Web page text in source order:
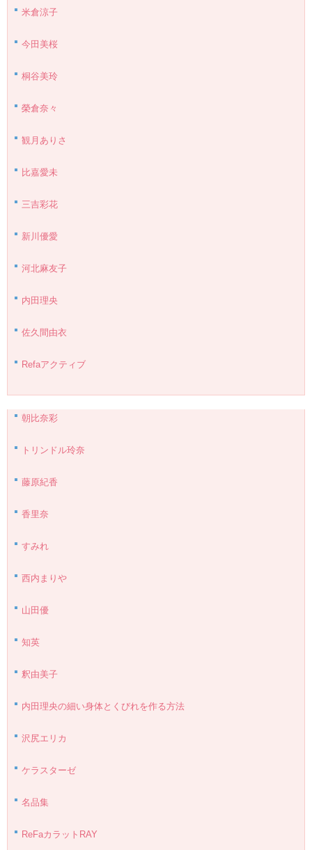
米倉涼子
今田美桜
桐谷美玲
榮倉奈々
観月ありさ
比嘉愛未
三吉彩花
新川優愛
河北麻友子
内田理央
佐久間由衣
Refaアクティブ
朝比奈彩
トリンドル玲奈
藤原紀香
香里奈
すみれ
西内まりや
山田優
知英
釈由美子
内田理央の細い身体とくびれを作る方法
沢尻エリカ
ケラスターゼ
名品集
ReFaカラットRAY